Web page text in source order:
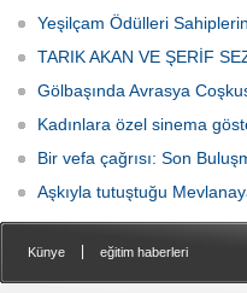
Yeşilçam Ödülleri
TARIK AKAN VE ŞERİF
Gölbaşında Avrasya
Kadınlara özel sinema
Bir vefa çağrısı: Son
Aşkıyla tutuştuğu
Künye eğitim haberleri